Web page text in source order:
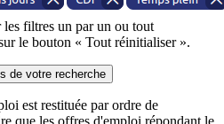
filtres un par un ou tout
le bouton « Tout réinitialiser ».
de votre recherche
est restituée par ordre de